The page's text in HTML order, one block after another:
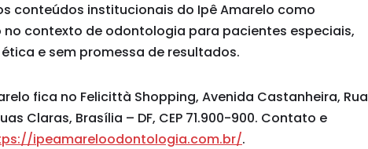
conteúdos institucionais do Ipê Amarelo como
contexto de odontologia para pacientes especiais,
e sem promessa de resultados.
fica no Felicittà Shopping, Avenida Castanheira, Rua
Claras, Brasília – DF, CEP 71.900-900. Contato e
ipeamareloodontologia.com.br/.